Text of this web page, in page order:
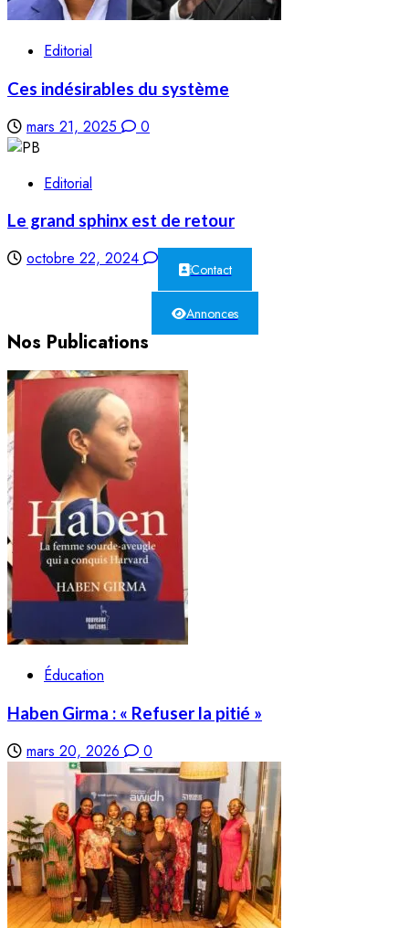
Editorial
Ces indésirables du système
mars 21, 2025 0
Editorial
Le grand sphinx est de retour
octobre 22, 2024
Contact
Annonces
Nos Publications
Éducation
Haben Girma : « Refuser la pitié »
mars 20, 2026 0